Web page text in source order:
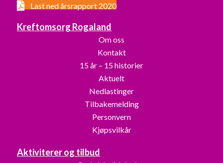
Last ned årsrapport 2020
Kreftomsorg Rogaland
Om oss
Kontakt
15 år – 15 historier
Aktuelt
Nedlastinger
Tilbakemelding
Personvern
Kjøpsvilkår
Aktiviterer og tilbud